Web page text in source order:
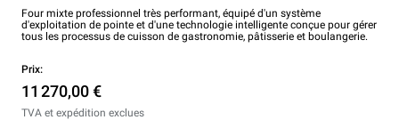
Four mixte professionnel très performant, équipé d'un système
d'exploitation de pointe et d'une technologie intelligente conçue pour gérer
tous les processus de cuisson de gastronomie, pâtisserie et boulangerie.
Prix:
11 270,00 €
TVA et expédition exclues